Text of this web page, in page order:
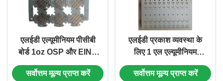
एलईडी एल्यूमीनियम पीसीबी
बोर्ड 1oz OSP और EING
लाइटिंग अनुप्रयोगों के लिए
सफेद Soldermask
सर्वोत्तम मूल्य प्राप्त करें
एलईडी प्रकाश व्यवस्था के
लिए 1 एल एल्यूमीनियम
पीसीबी बोर्ड 1.5 मिमी सफेद
सोल्डरमास्क
सर्वोत्तम मूल्य प्राप्त करें